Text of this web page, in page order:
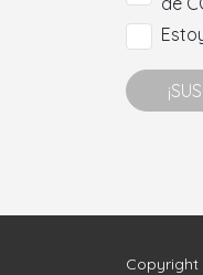
Copyright